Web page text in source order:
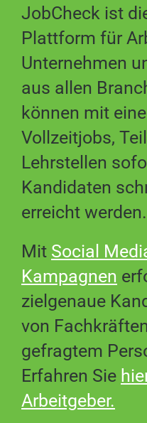
JobCheck ist
Plattform für
Unternehmen
aus allen
können mit
Vollzeitjobs,
Lehrstellen
Kandidaten
erreicht werden.
Mit Social
Kampagnen
zielgenaue
von
gefragtem
Erfahren Sie
Arbeitgeber.